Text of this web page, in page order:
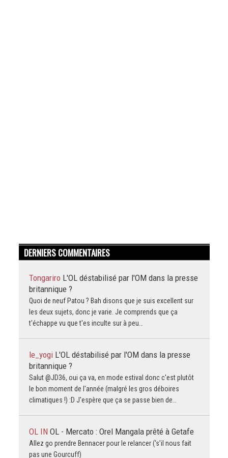
DERNIERS COMMENTAIRES
Tongariro L'OL déstabilisé par l'OM dans la presse
britannique ?
Quoi de neuf Patou ? Bah disons que je suis excellent sur
les deux sujets, donc je varie. Je comprends que ça
t'échappe vu que t'es inculte sur à peu…
le_yogi L'OL déstabilisé par l'OM dans la presse
britannique ?
Salut @JD36, oui ça va, en mode estival donc c'est plutôt
le bon moment de l'année (malgré les gros déboires
climatiques !) :D J'espère que ça se passe bien de…
OL IN OL - Mercato : Orel Mangala prêté à Getafe
Allez go prendre Bennacer pour le relancer (‘s’il nous fait
pas une Gourcuff)